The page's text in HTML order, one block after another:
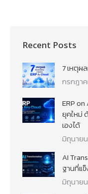
Recent Posts
7 เหตุผ
กรกฎาค
ERP
ยุคใหม่
เองได้
มิถุนาย
AI
ฐานที่แ
มิถุนายน